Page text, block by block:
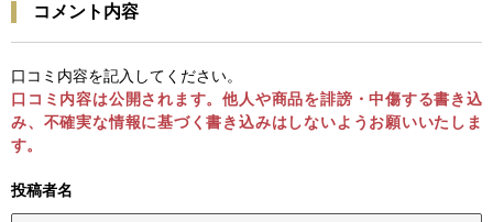
コメント内容
口コミ内容を記入してください。
口コミ内容は公開されます。他人や商品を誹謗・中傷する書き込
み、不確実な情報に基づく書き込みはしないようお願いいたしま
す。
投稿者名